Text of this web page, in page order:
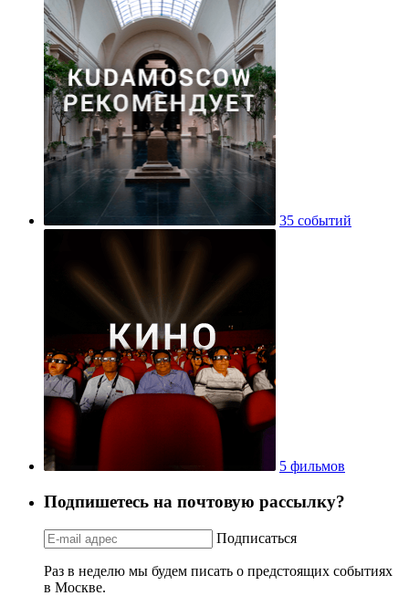
35 событий
5 фильмов
Подпишетесь на почтовую рассылку?
Подписаться
Раз в неделю мы будем писать о предстоящих событиях
в Москве.